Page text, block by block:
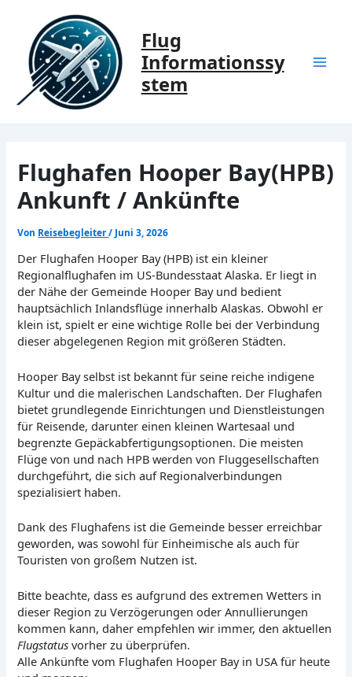
springen
Flug
Informationssy
stem
Flughafen Hooper Bay(HPB)
Ankunft / Ankünfte
Von Reisebegleiter/ Juni 3, 2026
Der Flughafen Hooper Bay (HPB) ist ein kleiner
Regionalflughafen im US-Bundesstaat Alaska. Er liegt in
der Nähe der Gemeinde Hooper Bay und bedient
hauptsächlich Inlandsflüge innerhalb Alaskas. Obwohl er
klein ist, spielt er eine wichtige Rolle bei der Verbindung
dieser abgelegenen Region mit größeren Städten.
Hooper Bay selbst ist bekannt für seine reiche indigene
Kultur und die malerischen Landschaften. Der Flughafen
bietet grundlegende Einrichtungen und Dienstleistungen
für Reisende, darunter einen kleinen Wartesaal und
begrenzte Gepäckabfertigungsoptionen. Die meisten
Flüge von und nach HPB werden von Fluggesellschaften
durchgeführt, die sich auf Regionalverbindungen
spezialisiert haben.
Dank des Flughafens ist die Gemeinde besser erreichbar
geworden, was sowohl für Einheimische als auch für
Touristen von großem Nutzen ist.
Bitte beachte, dass es aufgrund des extremen Wetters in
dieser Region zu Verzögerungen oder Annullierungen
kommen kann, daher empfehlen wir immer, den aktuellen
Flugstatus vorher zu überprüfen.
Alle Ankünfte vom Flughafen Hooper Bay in USA für heute